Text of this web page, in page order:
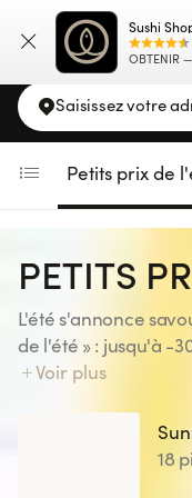
Sushi
OBTENIR
Carte
Saisissez votre
Petits prix de
PETITS
L'été s'annonce
de l'été » : jusqu'à -
de recettes, pour
jours. Disponible
Sushi Shop,
dans tous les Sushi
Voir plus
18